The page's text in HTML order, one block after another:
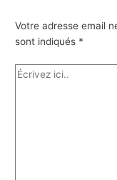
Votre adresse email
sont indiqués *